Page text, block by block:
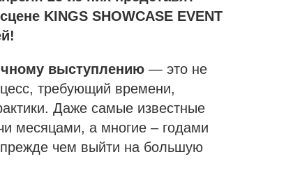
KINGS SHOWCASE EVENT
выступлению — это не
требующий времени,
Даже самые известные
месяцами, а многие – годами
прежде чем выйти на большую